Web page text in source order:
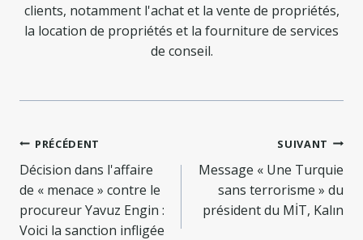
clients, notamment l'achat et la vente de propriétés,
la location de propriétés et la fourniture de services
de conseil.
Navigation
de
l’article
PRÉCÉDENT
Décision dans l'affaire
de « menace » contre le
procureur Yavuz Engin :
Voici la sanction infligée
SUIVANT
Message « Une Turquie
sans terrorisme » du
président du MİT, Kalın